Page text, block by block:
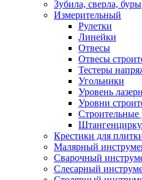
Зубила, сверла, буры
Измерительный
Рулетки
Линейки
Отвесы
Отвесы
Тестеры
Угольники
Уровень
Уровни
Строительные
Крестики для
Малярный
Сварочный
Слесарный